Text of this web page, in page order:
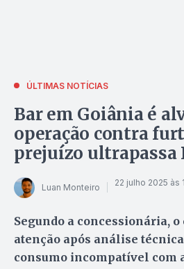
ÚLTIMAS NOTÍCIAS
Bar em Goiânia é
operação contra
prejuízo ultrapassa
Luan Monteiro 22 julho 2025 às
Segundo a concessionária, o
atenção após análise
consumo incompatível com